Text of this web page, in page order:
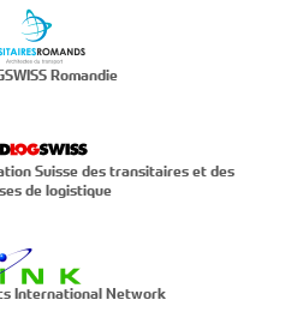
Romandie
Suisse des transitaires et des
de logistique
International Network